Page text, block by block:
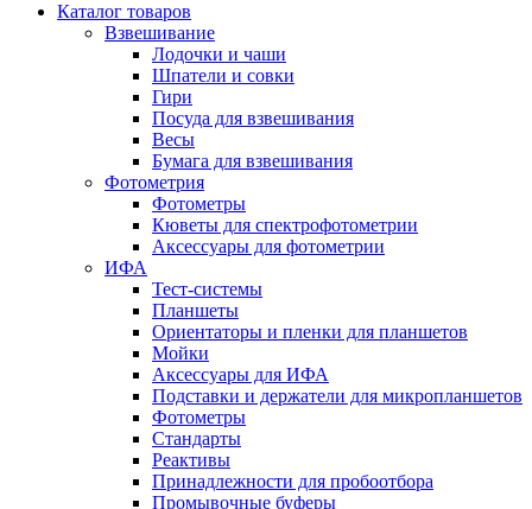
Каталог товаров
Взвешивание
Лодочки и чаши
Шпатели и совки
Гири
Посуда для взвешивания
Весы
Бумага для взвешивания
Фотометрия
Фотометры
Кюветы для спектрофотометрии
Аксессуары для фотометрии
ИФА
Тест-системы
Планшеты
Ориентаторы и пленки для планшетов
Мойки
Аксессуары для ИФА
Подставки и держатели для микропланшетов
Фотометры
Стандарты
Реактивы
Принадлежности для пробоотбора
Промывочные буферы